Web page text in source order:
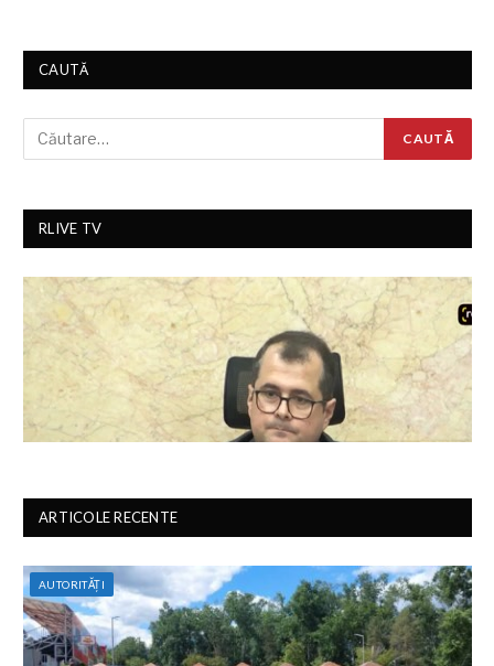
CAUTĂ
RLIVE TV
ARTICOLE RECENTE
AUTORITĂȚI